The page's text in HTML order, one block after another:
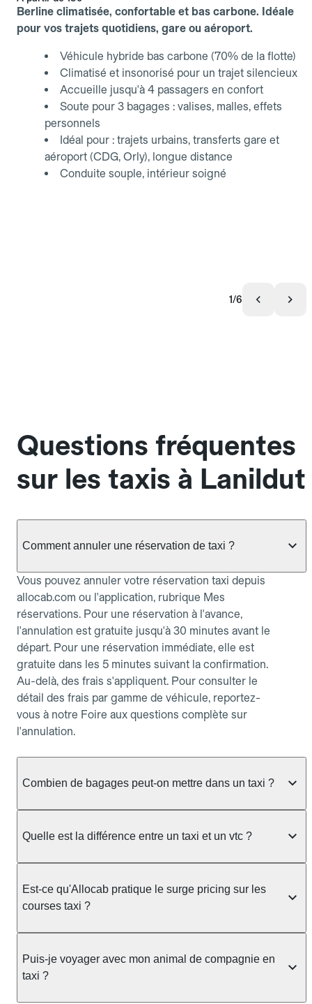
Berline climatisée, confortable et bas carbone. Idéale
pour vos trajets quotidiens, gare ou aéroport.
Véhicule hybride bas carbone (70% de la flotte)
Climatisé et insonorisé pour un trajet silencieux
Accueille jusqu'à 4 passagers en confort
Soute pour 3 bagages : valises, malles, effets
personnels
Idéal pour : trajets urbains, transferts gare et
aéroport (CDG, Orly), longue distance
Conduite souple, intérieur soigné
1/6
Questions fréquentes
sur les taxis à Lanildut
Comment annuler une réservation de taxi ?
Vous pouvez annuler votre réservation taxi depuis
allocab.com ou l'application, rubrique Mes
réservations. Pour une réservation à l'avance,
l'annulation est gratuite jusqu'à 30 minutes avant le
départ. Pour une réservation immédiate, elle est
gratuite dans les 5 minutes suivant la confirmation.
Au-delà, des frais s'appliquent. Pour consulter le
détail des frais par gamme de véhicule, reportez-
vous à notre Foire aux questions complète sur
l'annulation.
Combien de bagages peut-on mettre dans un taxi ?
taxi berline accueille en général jusqu'à 3 bagages
ou nombreux, précisez-le dans le champ "Message
au chauffeur" lors de la réservation. Le prix n'est
pas impacté par le nombre de bagages.
Quelle est la différence entre un taxi et un vtc ?
prendre en charge directement dans la rue, à une
station ou sur réservation, avec un tarif au
réservation et propose un prix fixe annoncé à
l'avance. Chez Allocab, réservez facilement votre
taxi.
Est-ce qu'Allocab pratique le surge pricing sur les
courses taxi ?
réglementation préfectorale et suit un barème
officiel : il protège des hausses liées à la demande.
Puis-je voyager avec mon animal de compagnie en
taxi ?